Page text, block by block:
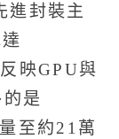
進封裝主
映GPU與
是
至約21萬